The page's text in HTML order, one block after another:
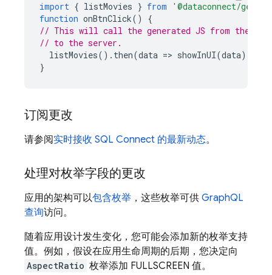
import { listMovies } from
'@dataconnect/
function onBtnClick()
{
// This will call the generated JS from the CLI
// to the server.
listMovies(). then(data => showInUI(data));
}
订阅更改
请参阅实时接收 SQL Connect 的最新动态。
处理对枚举字段的更改
应用的架构可以包含枚举 ，这些枚举可供 GraphQL
查询访问。
随着应用设计发生变化，您可能会添加新的枚举支持
值。例如，假设在应用生命周期的后期，您决定向
AspectRatio 枚举添加 FULLSCREEN 值。